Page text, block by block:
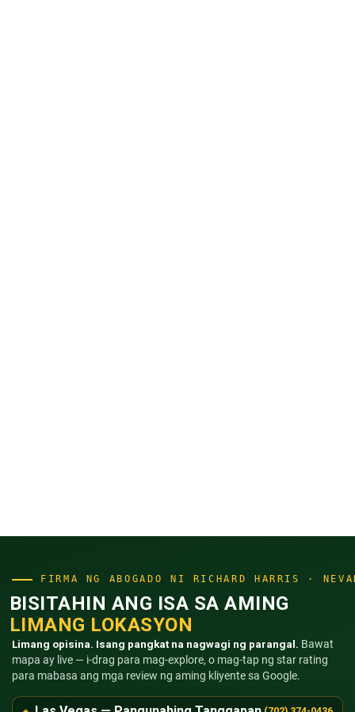
FIRMA NG ABOGADO NI RICHARD HARRIS ·
BISITAHIN ANG ISA SA AMING
LIMANG LOKASYON
Limang opisina. Isang pangkat na nagwagi ng parangal. Bawat
mapa ay live — i-drag para mag-explore, o mag-tap ng star rating
para mabasa ang mga review ng aming kliyente sa Google.